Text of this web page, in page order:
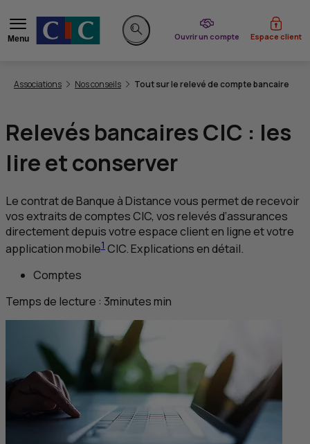
Menu
Rechercher sur le site
Ouvrir un compte
du CIC Espace client
Associations Nos conseils Tout sur le relevé de compte bancaire
Relevés bancairesCIC : les
lire et conserver
Le contrat de Banque à Distance vous permet de recevoir
vos extraits de comptesCIC, vos relevés d’assurances
directement depuis votre espace client en ligne et votre
application mobile1 CIC. Explications en détail.
Comptes
Temps de lecture : 3minutesmin